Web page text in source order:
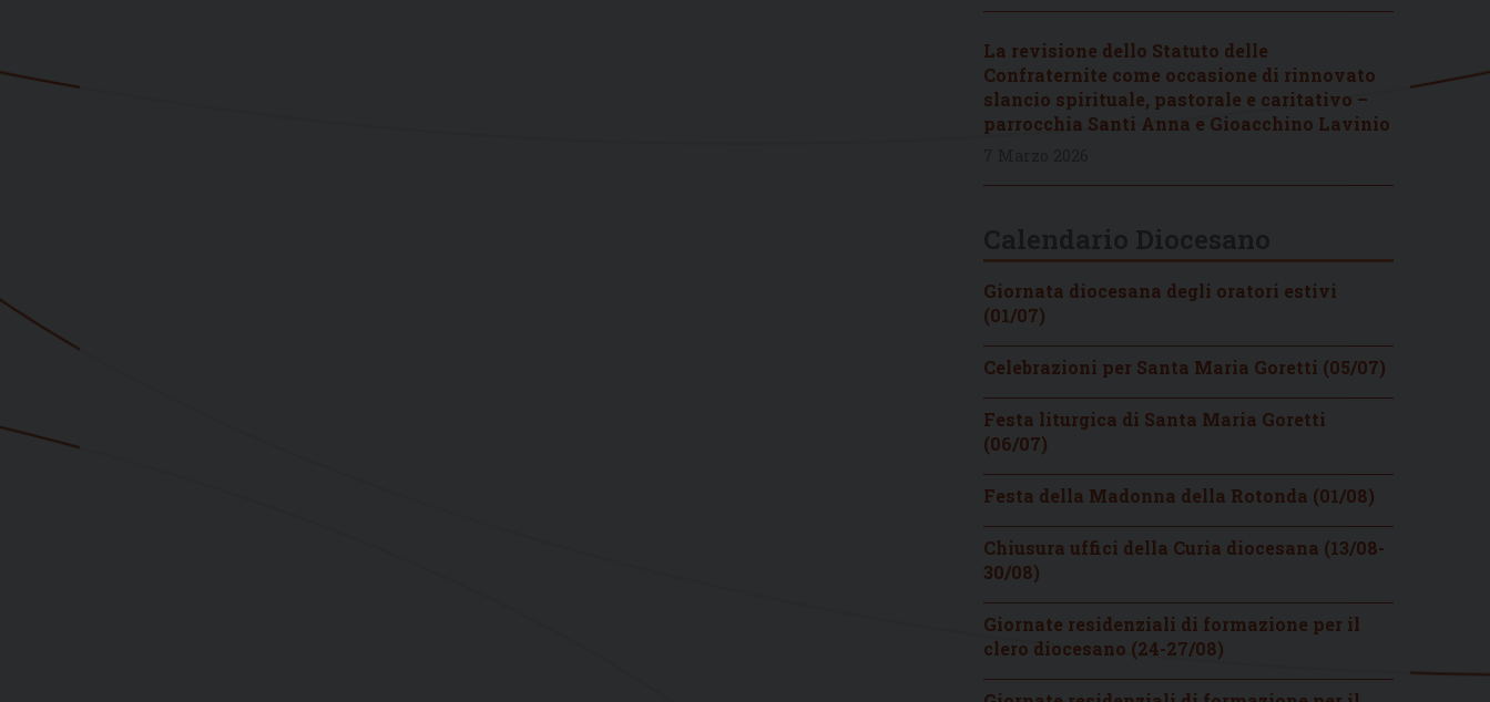
La revisione dello Statuto delle
Confraternite come occasione di rinnovato
slancio spirituale, pastorale e caritativo –
parrocchia Santi Anna e Gioacchino Lavinio
Giornata diocesana degli oratori estivi
(01/07)
Celebrazioni per Santa Maria Goretti (05/07)
Festa liturgica di Santa Maria Goretti
(06/07)
Festa della Madonna della Rotonda (01/08)
Chiusura uffici della Curia diocesana (13/08-
30/08)
Giornate residenziali di formazione per il
clero diocesano (24-27/08)